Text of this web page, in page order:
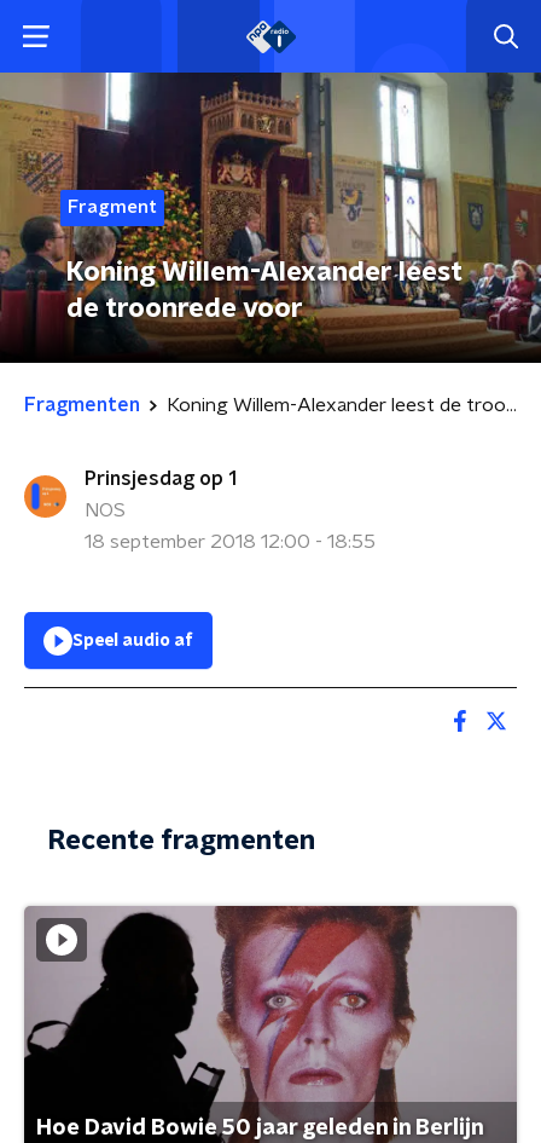
Fragment
Koning Willem-Alexander leest
de troonrede voor
Fragmenten Koning Willem-Alexander leest de troonrede voor
Prinsjesdag op 1
NOS
18 september 2018 12:00 - 18:55
Speel audio af
Recente fragmenten
Hoe David Bowie 50 jaar geleden in Berlijn